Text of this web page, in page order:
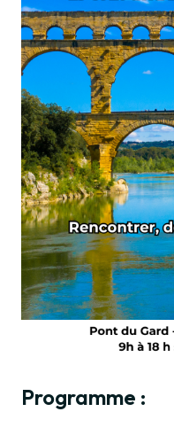
Programme :